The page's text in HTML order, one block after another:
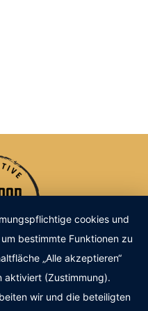
cookies und
bestimmte Funktionen zu
„Alle akzeptieren“
aktiviert (Zustimmung).
wir und die beteiligten